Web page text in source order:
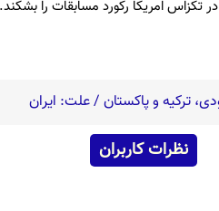
ترکیه و پاکستان / علت: ایران
نظرات کاربران